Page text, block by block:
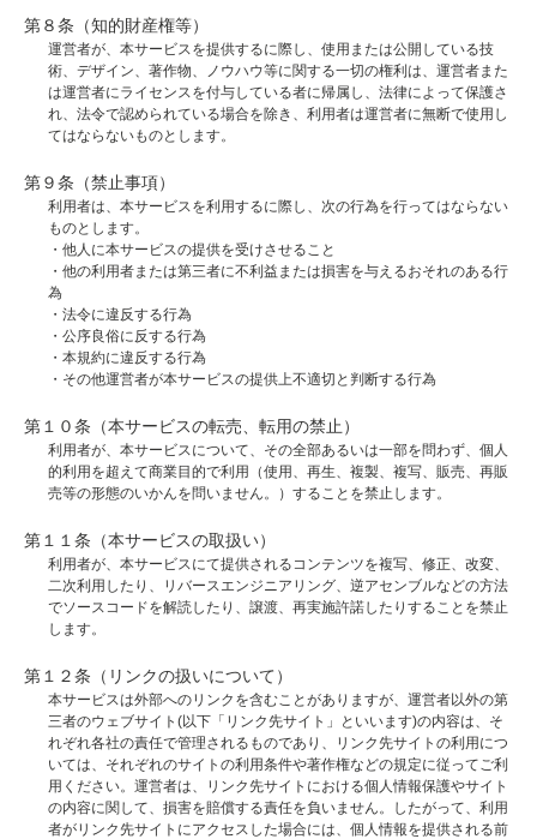
第８条（知的財産権等）
運営者が、本サービスを提供するに際し、使用または公開している技
術、デザイン、著作物、ノウハウ等に関する一切の権利は、運営者また
は運営者にライセンスを付与している者に帰属し、法律によって保護さ
れ、法令で認められている場合を除き、利用者は運営者に無断で使用し
てはならないものとします。
第９条（禁止事項）
利用者は、本サービスを利用するに際し、次の行為を行ってはならない
ものとします。
・他人に本サービスの提供を受けさせること
・他の利用者または第三者に不利益または損害を与えるおそれのある行
為
・法令に違反する行為
・公序良俗に反する行為
・本規約に違反する行為
・その他運営者が本サービスの提供上不適切と判断する行為
第１０条（本サービスの転売、転用の禁止）
利用者が、本サービスについて、その全部あるいは一部を問わず、個人
的利用を超えて商業目的で利用（使用、再生、複製、複写、販売、再販
売等の形態のいかんを問いません。）することを禁止します。
第１１条（本サービスの取扱い）
利用者が、本サービスにて提供されるコンテンツを複写、修正、改変、
二次利用したり、リバースエンジニアリング、逆アセンブルなどの方法
でソースコードを解読したり、譲渡、再実施許諾したりすることを禁止
します。
第１２条（リンクの扱いについて）
本サービスは外部へのリンクを含むことがありますが、運営者以外の第
三者のウェブサイト(以下「リンク先サイト」といいます)の内容は、そ
れぞれ各社の責任で管理されるものであり、リンク先サイトの利用につ
いては、それぞれのサイトの利用条件や著作権などの規定に従ってご利
用ください。運営者は、リンク先サイトにおける個人情報保護やサイト
の内容に関して、損害を賠償する責任を負いません。したがって、利用
者がリンク先サイトにアクセスした場合には、個人情報を提供される前